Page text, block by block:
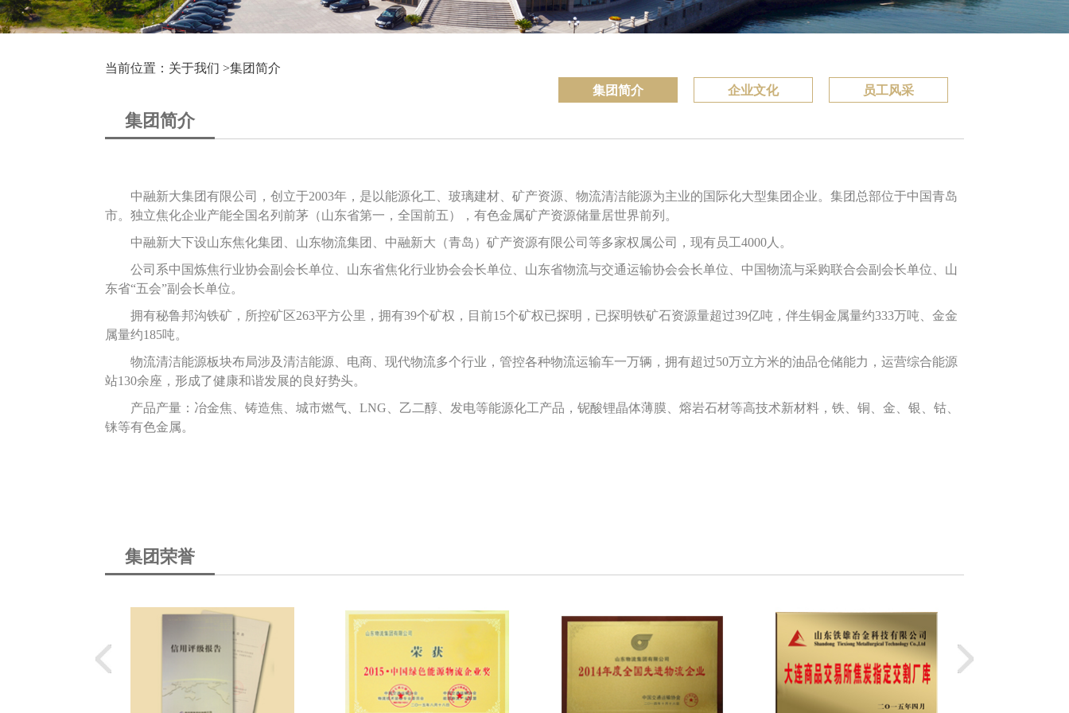
当前位置：关于我们 >集团简介
集团简介
集团简介 企业文化 员工风采
中融新大集团有限公司，创立于2003年，是以能源化工、玻璃建材、 矿产资源、 物流清洁能源为主业的国际化大型集团企业。集团总部位于中国青岛
市。独立焦化企业产能全国名列前茅（山东省第一，全国前五），有色金属矿产资源储量居世界前列。
中融新大下设山东焦化集团、山东物流集团、中融新大（青岛）矿产资源有限公司等多家权属公司，现有员工4000人。
公司系中国炼焦行业协会副会长单位、山东省焦化行业协会会长单位、山东省物流与交通运输协会会长单位、中国物流与采购联合会副会长单位、山
东省“五会”副会长单位。
拥有秘鲁邦沟铁矿，所控矿区263平方公里，拥有39个矿权，目前15个矿权已探明，已探明铁矿石资源量超过39亿吨，伴生铜金属量约333万吨、金金
属量约185吨。
物流清洁能源板块布局涉及清洁能源、电商、现代物流多个行业，管控各种物流运输车一万辆，拥有超过50万立方米的油品仓储能力，运营综合能源
站130余座，形成了健康和谐发展的良好势头。
产品产量：冶金焦、铸造焦、城市燃气、LNG、乙二醇、发电等能源化工产品，铌酸锂晶体薄膜、熔岩石材等高技术新材料，铁、铜、金、银、钴、
铼等有色金属。
集团荣誉